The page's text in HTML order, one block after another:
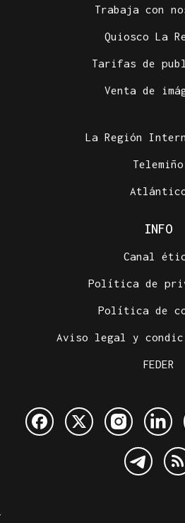
Trabaja con
Quiosco La
Tarifas de
Venta de
La Región
Telemiño
INFO
Canal
Política de
Política de
Aviso legal y
FEDER